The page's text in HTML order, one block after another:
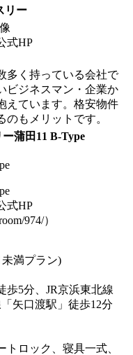
リー
式HP
多く持っている会社で
ビジネスマン・企業か
えています。格安物件
もメリットです。
蒲田11 B-Type
式HP
974/）
未満プラン)
歩5分、JR京浜東北線
矢口渡駅」徒歩12分
トロック、寝具一式、